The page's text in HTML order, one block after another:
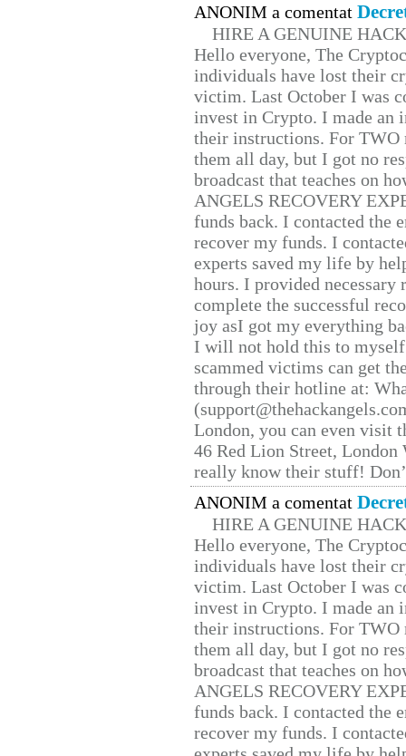
ANONIM a comentat
HIRE A GENUINE
Hello everyone, The
individuals have lost their
victim. Last October I was
invest in Crypto. I made
their instructions. For TWO
them all day, but I got no
broadcast that teaches on
ANGELS RECOVERY
funds back. I contacted the
recover my funds. I
experts saved my life by
hours. I provided
complete the successful
joy asI got my everything
I will not hold this to
scammed victims can get
through their hotline at:
London, you can even visit
46 Red Lion Street, London
really know their stuff!
ANONIM a comentat
HIRE A GENUINE
Hello everyone, The
individuals have lost their
victim. Last October I was
invest in Crypto. I made
their instructions. For TWO
them all day, but I got no
broadcast that teaches on
ANGELS RECOVERY
funds back. I contacted the
recover my funds. I